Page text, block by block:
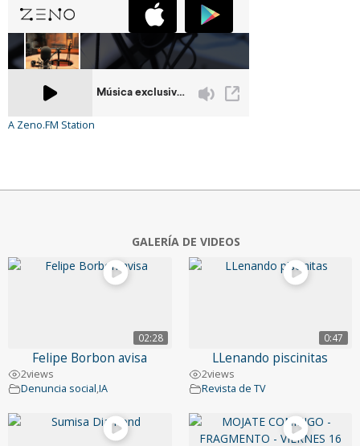
A Zeno.FM Station
GALERÍA DE VIDEOS
02:28
Felipe Borbon avisa
2views
Denuncia social,IA
0:47
LLenando piscinitas
2views
Revista de TV